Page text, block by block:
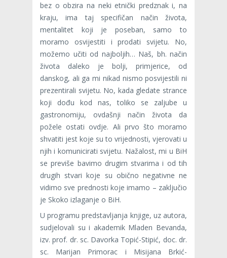
bez o obzira na neki etnički predznak i, na
kraju, ima taj specifičan način života,
mentalitet koji je poseban, samo to
moramo osvijestiti i prodati svijetu. No,
možemo učiti od najboljih… Naš, bh. način
života daleko je bolji, primjerice, od
danskog, ali ga mi nikad nismo posvijestili ni
prezentirali svijetu. No, kada gledate strance
koji dođu kod nas, toliko se zaljube u
gastronomiju, ovdašnji način života da
požele ostati ovdje. Ali prvo što moramo
shvatiti jest koje su to vrijednosti, vjerovati u
njih i komunicirati svijetu. Nažalost, mi u BiH
se previše bavimo drugim stvarima i od tih
drugih stvari koje su obično negativne ne
vidimo sve prednosti koje imamo – zaključio
je Skoko izlaganje o BiH.
U programu predstavljanja knjige, uz autora,
sudjelovali su i akademik Mladen Bevanda,
izv. prof. dr. sc. Davorka Topić-Stipić, doc. dr.
sc. Marijan Primorac i Misijana Brkić-